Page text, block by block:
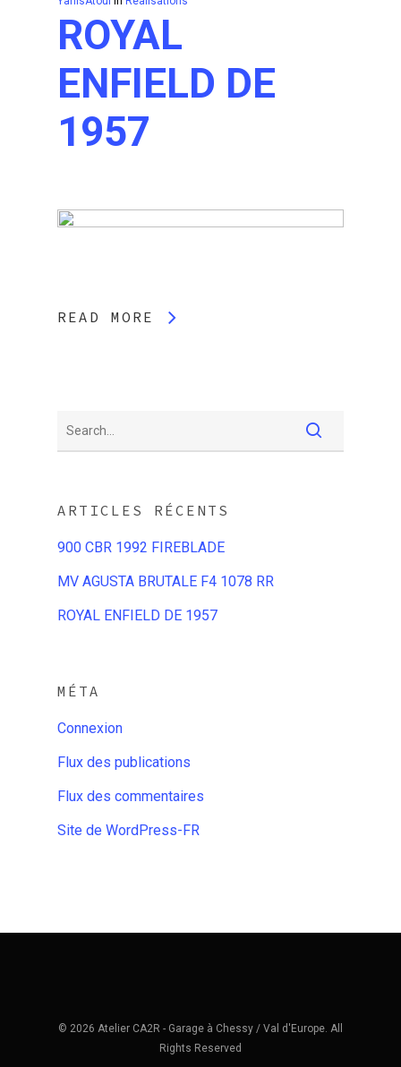
ROYAL
ENFIELD DE
1957
READ MORE
ARTICLES RÉCENTS
900 CBR 1992 FIREBLADE
MV AGUSTA BRUTALE F4 1078 RR
ROYAL ENFIELD DE 1957
MÉTA
Connexion
Flux des publications
Flux des commentaires
Site de WordPress-FR
© 2026 Atelier CA2R - Garage à Chessy / Val d'Europe. All
Rights Reserved